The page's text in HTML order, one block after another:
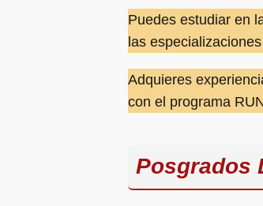
Puedes estudiar en
las
Adquieres
con el programa
Posgrados